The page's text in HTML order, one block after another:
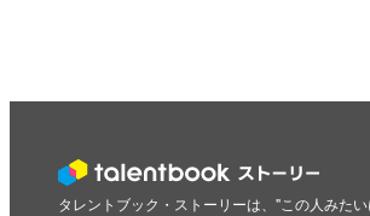
タレントブック・ストーリーは、"この人みた